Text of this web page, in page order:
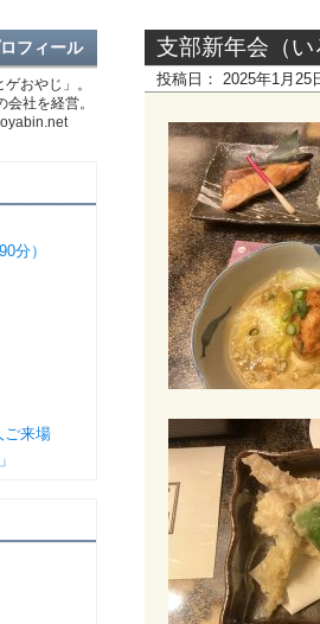
支部新年会（
投稿日： 2025年1月25
フィール
おやじ」。
会社を経営。
分）
ご来場